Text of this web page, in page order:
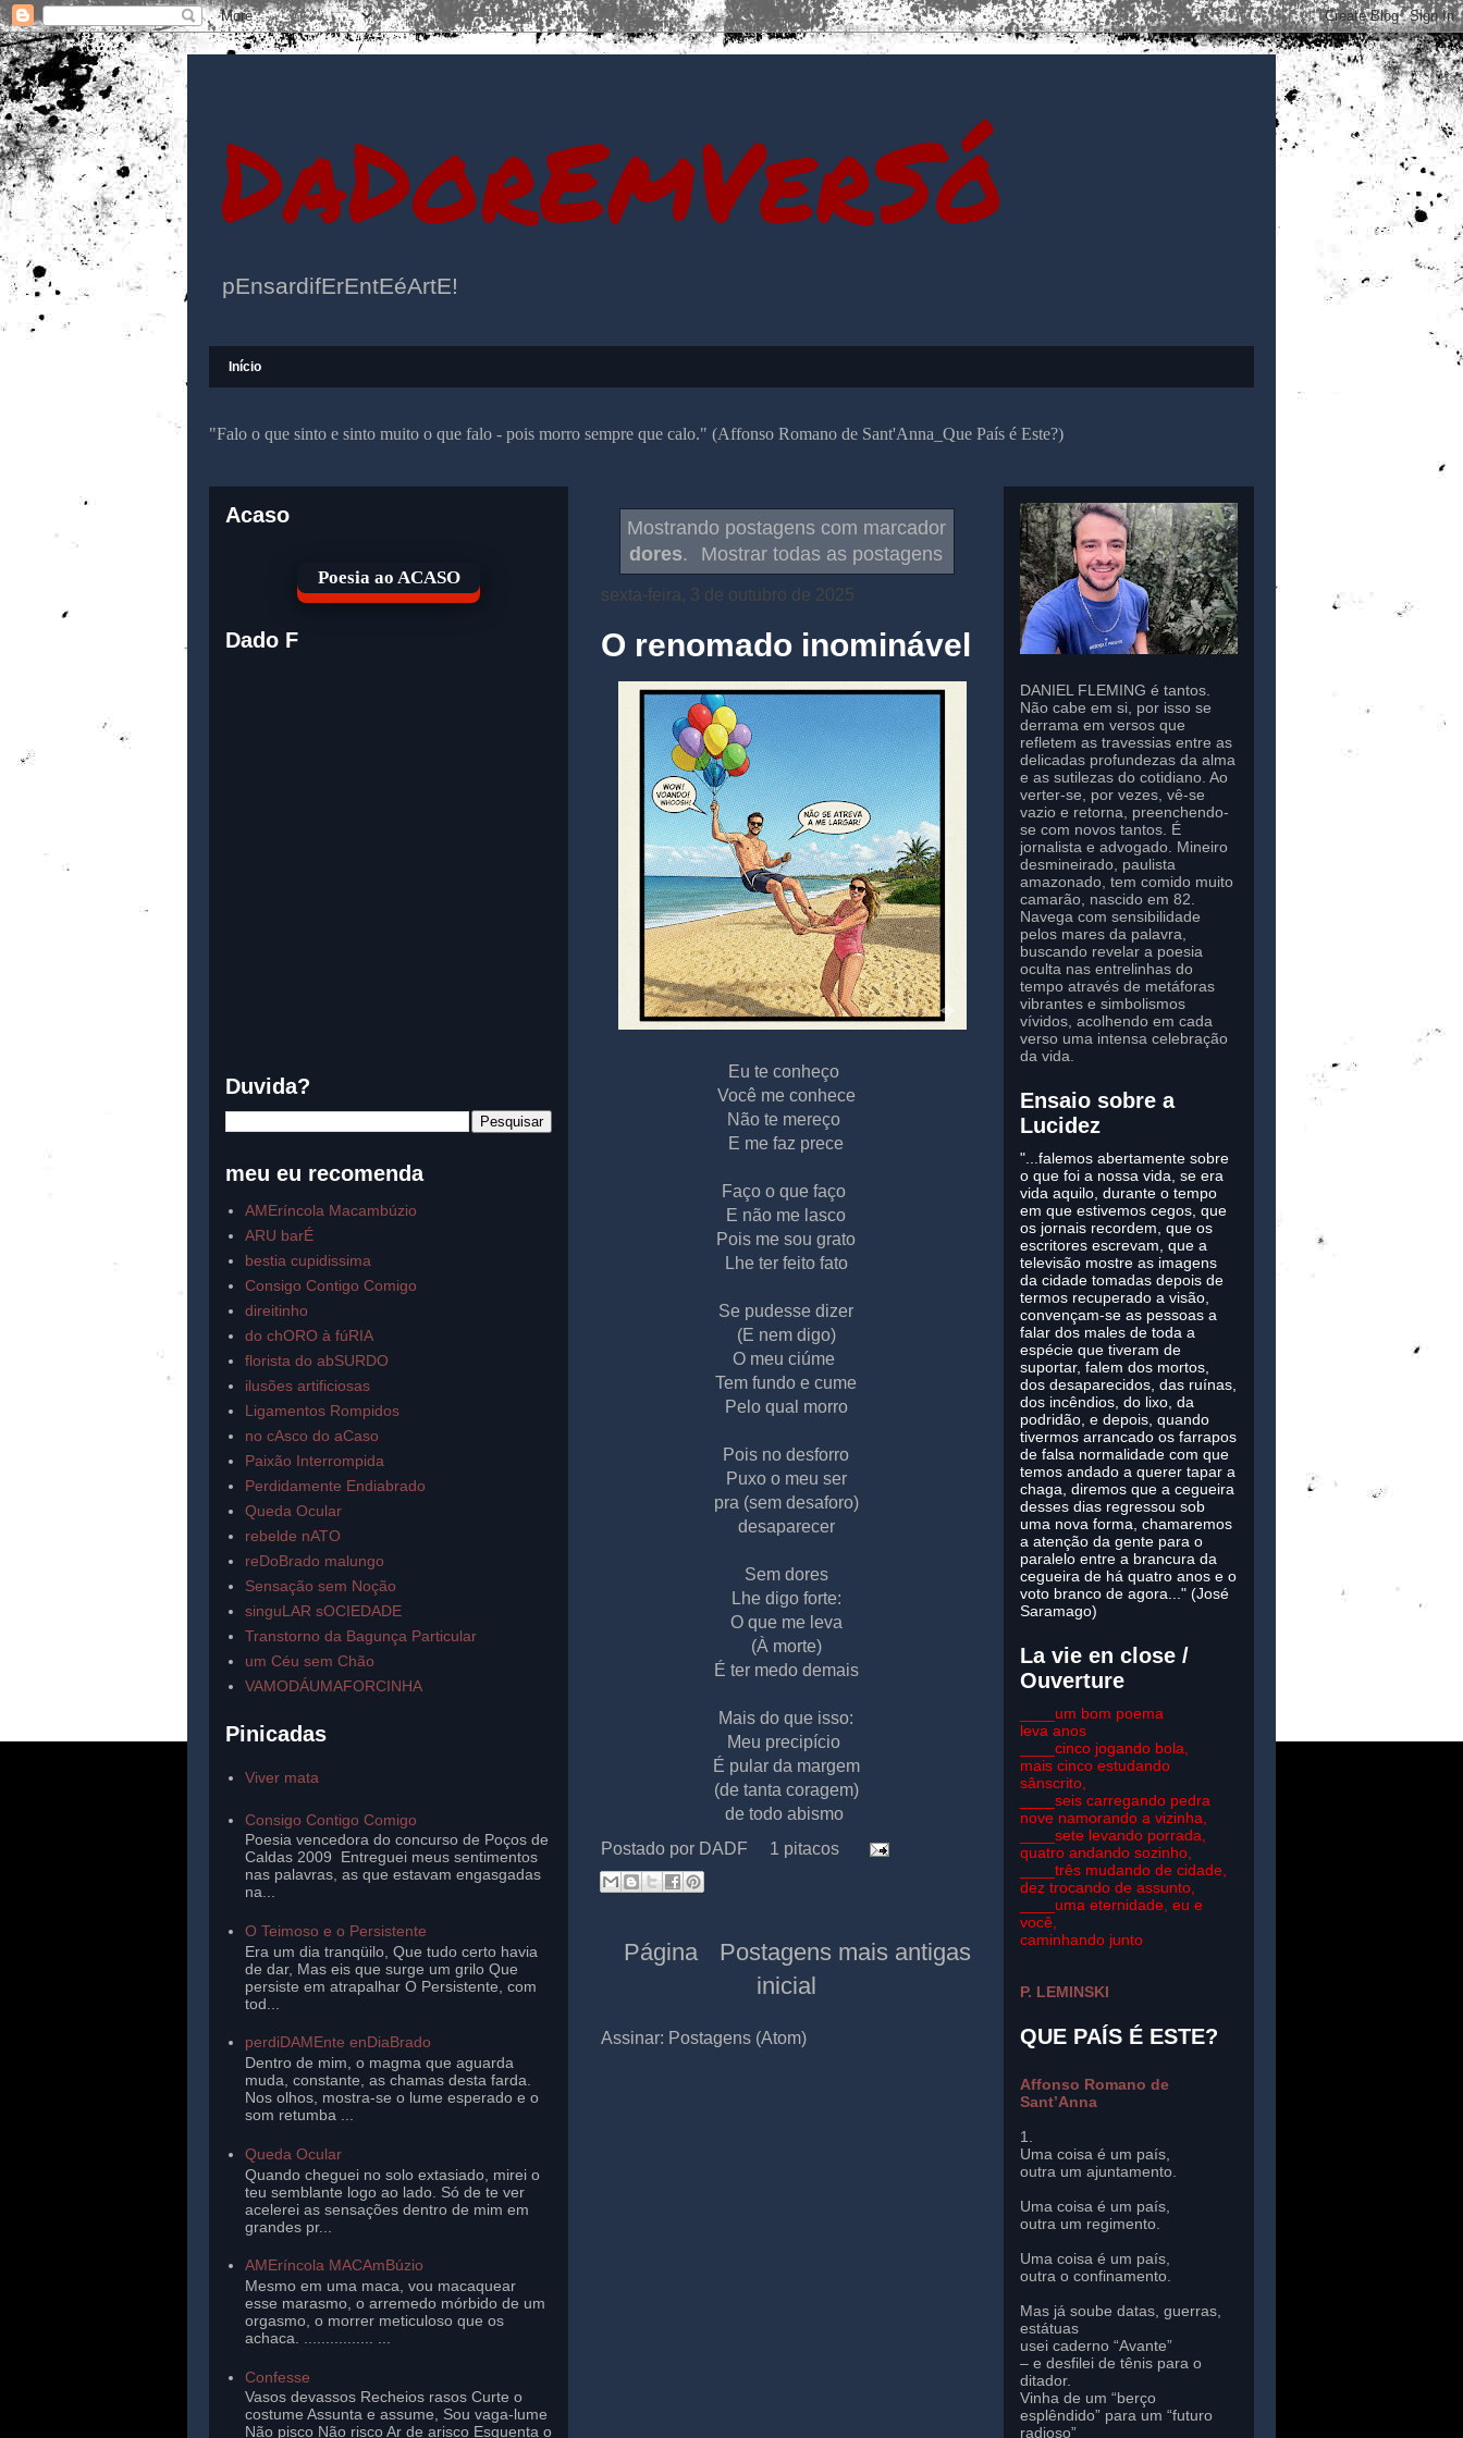
DaDorEmVerSó
pEnsardifErEntEéArtE!
Início
"Falo o que sinto e sinto muito o que falo - pois morro sempre que calo." (Affonso Romano de Sant'Anna_Que País é Este?)
Mostrando postagens com marcador
dores. Mostrar todas as postagens
sexta-feira, 3 de outubro de 2025
O renomado inominável
Eu te conheço
Você me conhece
Não te mereço
E me faz prece
Faço o que faço
E não me lasco
Pois me sou grato
Lhe ter feito fato
Se pudesse dizer
(E nem digo)
O meu ciúme
Tem fundo e cume
Pelo qual morro
Pois no desforro
Puxo o meu ser
pra (sem desaforo)
desaparecer
Sem dores
Lhe digo forte:
O que me leva
(À morte)
É ter medo demais
Mais do que isso:
Meu precipício
É pular da margem
(de tanta coragem)
de todo abismo
Postado por DADF 1 pitacos
Postagens mais antigas
Página
inicial
Assinar: Postagens (Atom)
Acaso
Poesia ao ACASO
Dado F
Duvida?
meu eu recomenda
AMEríncola Macambúzio
ARU barÉ
bestia cupidissima
Consigo Contigo Comigo
direitinho
do chORO à fúRIA
florista do abSURDO
ilusões artificiosas
Ligamentos Rompidos
no cAsco do aCaso
Paixão Interrompida
Perdidamente Endiabrado
Queda Ocular
rebelde nATO
reDoBrado malungo
Sensação sem Noção
singuLAR sOCIEDADE
Transtorno da Bagunça Particular
um Céu sem Chão
VAMODÁUMAFORCINHA
Pinicadas
Viver mata
Consigo Contigo Comigo
Poesia vencedora do concurso de Poços de
Caldas 2009 Entreguei meus sentimentos
nas palavras, as que estavam engasgadas
na...
O Teimoso e o Persistente
Era um dia tranqüilo, Que tudo certo havia
de dar, Mas eis que surge um grilo Que
persiste em atrapalhar O Persistente, com
tod...
perdiDAMEnte enDiaBrado
Dentro de mim, o magma que aguarda
muda, constante, as chamas desta farda.
Nos olhos, mostra-se o lume esperado e o
som retumba ...
Queda Ocular
Quando cheguei no solo extasiado, mirei o
teu semblante logo ao lado. Só de te ver
acelerei as sensações dentro de mim em
grandes pr...
AMEríncola MACAmBúzio
Mesmo em uma maca, vou macaquear
esse marasmo, o arremedo mórbido de um
orgasmo, o morrer meticuloso que os
achaca. ................ ...
Confesse
Vasos devassos Recheios rasos Curte o
costume Assunta e assume, Sou vaga-lume
Não pisco Não risco Ar de arisco Esquenta o
DANIEL FLEMING é tantos.
Não cabe em si, por isso se
derrama em versos que
refletem as travessias entre as
delicadas profundezas da alma
e as sutilezas do cotidiano. Ao
verter-se, por vezes, vê-se
vazio e retorna, preenchendo-
se com novos tantos. É
jornalista e advogado. Mineiro
desmineirado, paulista
amazonado, tem comido muito
camarão, nascido em 82.
Navega com sensibilidade
pelos mares da palavra,
buscando revelar a poesia
oculta nas entrelinhas do
tempo através de metáforas
vibrantes e simbolismos
vívidos, acolhendo em cada
verso uma intensa celebração
da vida.
Ensaio sobre a
Lucidez
"...falemos abertamente sobre
o que foi a nossa vida, se era
vida aquilo, durante o tempo
em que estivemos cegos, que
os jornais recordem, que os
escritores escrevam, que a
televisão mostre as imagens
da cidade tomadas depois de
termos recuperado a visão,
convençam-se as pessoas a
falar dos males de toda a
espécie que tiveram de
suportar, falem dos mortos,
dos desaparecidos, das ruínas,
dos incêndios, do lixo, da
podridão, e depois, quando
tivermos arrancado os farrapos
de falsa normalidade com que
temos andado a querer tapar a
chaga, diremos que a cegueira
desses dias regressou sob
uma nova forma, chamaremos
a atenção da gente para o
paralelo entre a brancura da
cegueira de há quatro anos e o
voto branco de agora..." (José
Saramago)
La vie en close /
Ouverture
____um bom poema
leva anos
____cinco jogando bola,
mais cinco estudando
sânscrito,
____seis carregando pedra
nove namorando a vizinha,
____sete levando porrada,
quatro andando sozinho,
____três mudando de cidade,
dez trocando de assunto,
____uma eternidade, eu e
você,
caminhando junto
P. LEMINSKI
QUE PAÍS É ESTE?
Affonso Romano de
Sant’Anna
1.
Uma coisa é um país,
outra um ajuntamento.
Uma coisa é um país,
outra um regimento.
Uma coisa é um país,
outra o confinamento.
Mas já soube datas, guerras,
estátuas
usei caderno “Avante”
– e desfilei de tênis para o
ditador.
Vinha de um “berço
esplêndido” para um “futuro
radioso”